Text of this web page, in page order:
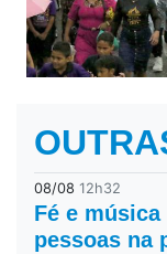
08/08 12h32
Fé e
pessoas na